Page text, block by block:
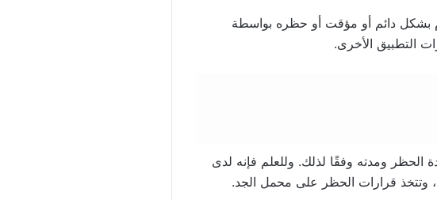
بشكل دائم أو مؤقت أو حظره بواسطة
التطبيق الأخرى.
ومدته وفقًا لذلك. وللعلم فإنه لدى
وتتخذ قرارات الحظر على محمل الجد.